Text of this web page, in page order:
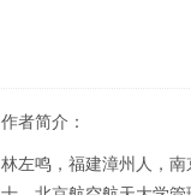
作者简介：
林左鸣，福建漳州人，